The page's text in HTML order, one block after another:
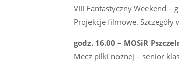
VIII Fantastyczny Weekend –
Projekcje filmowe. Szczegóły
godz. 16.00 – MOSiR
Mecz piłki nożnej – senior